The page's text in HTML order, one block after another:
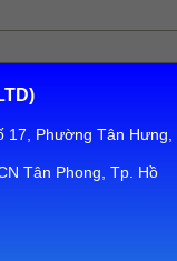
17, Phường Tân Hưng,
Tân Phong, Tp. Hồ